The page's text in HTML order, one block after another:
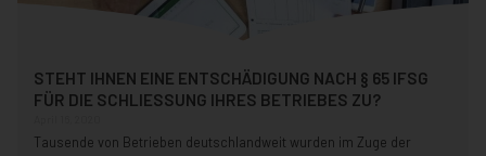
STEHT IHNEN EINE ENTSCHÄDIGUNG NACH § 65 IFSG
FÜR DIE SCHLIESSUNG IHRES BETRIEBES ZU?
Tausende von Betrieben deutschlandweit wurden im Zuge der